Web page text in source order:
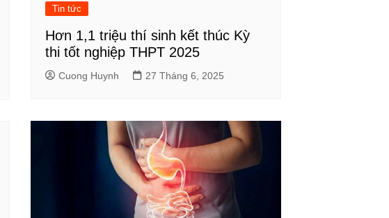
Tin tức
Hơn 1,1 triệu thí sinh kết thúc Kỳ
thi tốt nghiệp THPT 2025
Cuong Huynh 27 Tháng 6, 2025